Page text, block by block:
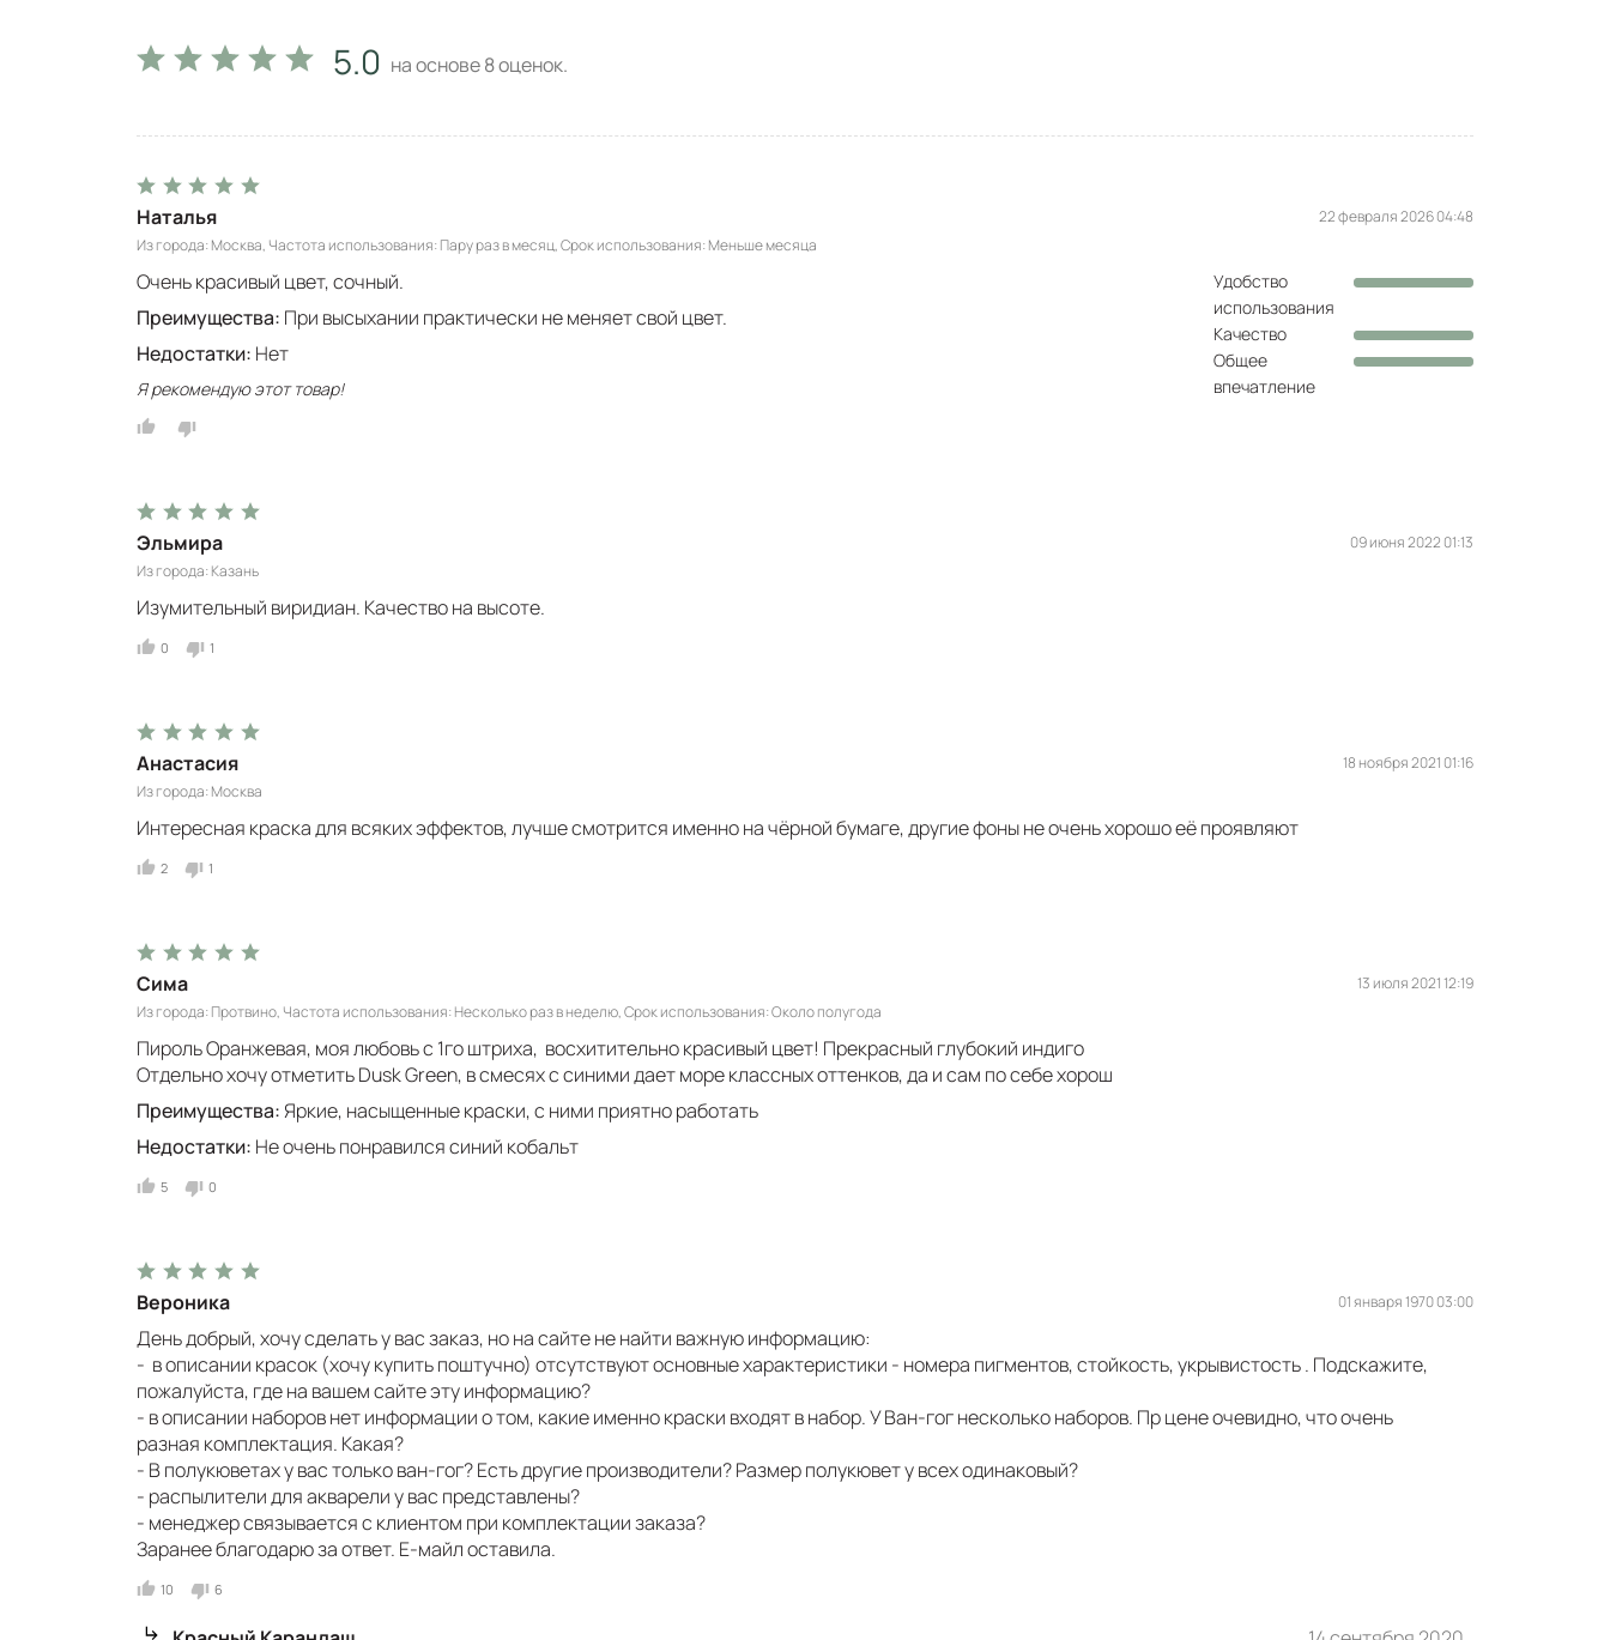
5.0 на основе8оценок.
Наталья
Из города Москва Частота использования Пару раз в месяц Срок использования Меньше месяца
22 февраля 2026 04:48
Очень красивый цвет, сочный.
Преимущества: При высыхании практически не меняет свой цвет.
Недостатки: Нет
Я рекомендую этот товар!
Удобство
использования
Качество
Общее
впечатление
Эльмира
Из города Казань
09 июня 2022 01:13
Изумительный виридиан. Качество на высоте.
0 1
Анастасия
Из города Москва
18 ноября 2021 01:16
Интересная краска для всяких эффектов, лучше смотрится именно на чёрной бумаге, другие фоны не очень хорошо её проявляют
2 1
Сима
Из города Протвино Частота использования Несколько раз в неделю Срок использования Около полугода
13 июля 2021 12:19
Пироль Оранжевая, моя любовь с 1го штриха, восхитительно красивый цвет! Прекрасный глубокий индиго
Отдельно хочу отметить Dusk Green, в смесях с синими дает море классных оттенков, да и сам по себе хорош
Преимущества:Яркие, насыщенные краски, с ними приятно работать
Недостатки: Не очень понравился синий кобальт
5 0
Вероника 01 января 1970 03:00
День добрый, хочу сделать у вас заказ, но на сайте не найти важную информацию:
- в описании красок (хочу купить поштучно) отсутствуют основные характеристики - номера пигментов, стойкость, укрывистость . Подскажите,
пожалуйста, где на вашем сайте эту информацию?
- в описании наборов нет информации о том, какие именно краски входят в набор. У Ван-гог несколько наборов. Пр цене очевидно, что очень
разная комплектация. Какая?
- В полукюветах у вас только ван-гог? Есть другие производители? Размер полукювет у всех одинаковый?
- распылители для акварели у вас представлены?
- менеджер связывается с клиентом при комплектации заказа?
Заранее благодарю за ответ. Е-майл оставила.
10 6